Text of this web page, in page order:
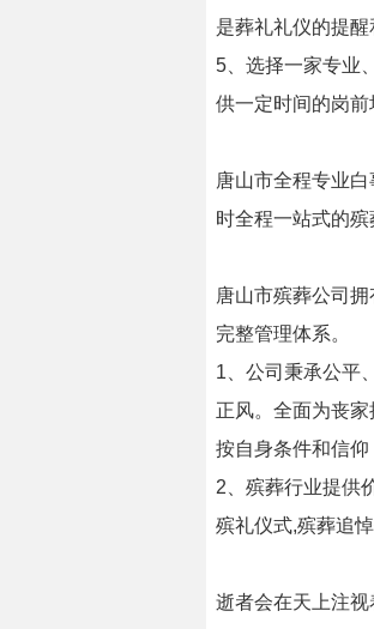
是葬礼礼仪的提
5、选择一家专业
供一定时间的岗前
唐山市全程专业
时全程一站式的
唐山市殡葬公司
完整管理体系。
1、公司秉承公平
正风。全面为丧
按自身条件和信仰
2、殡葬行业提供
殡礼仪式,殡葬追
逝者会在天上注